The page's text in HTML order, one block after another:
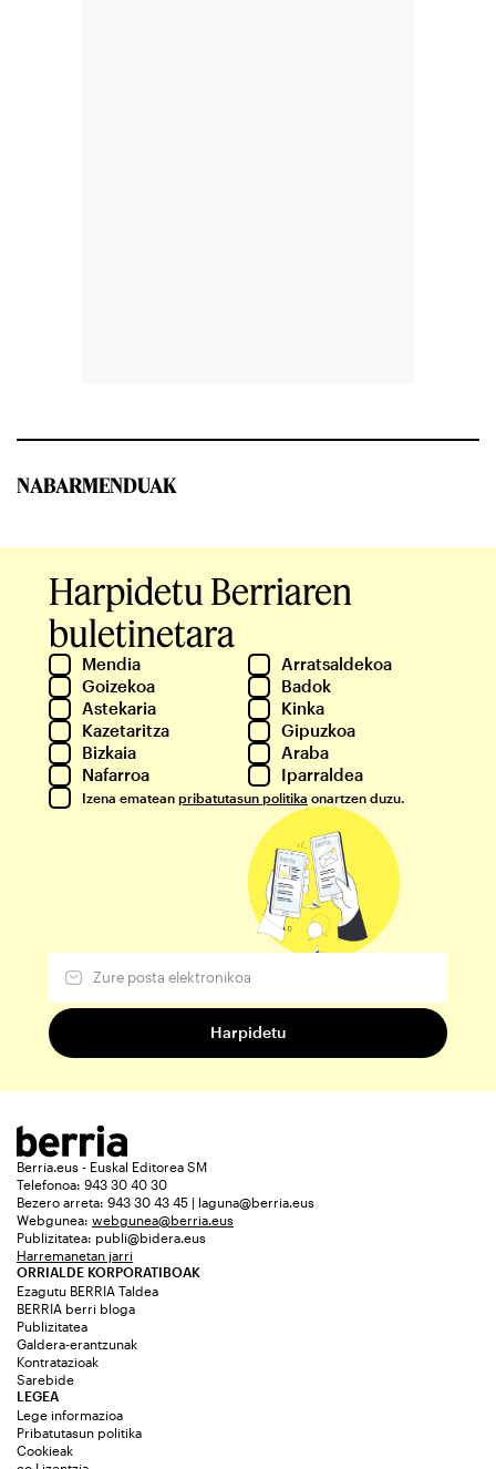
NABARMENDUAK
Harpidetu Berriaren
buletinetara
Mendia
Arratsaldekoa
Goizekoa
Badok
Astekaria
Kinka
Kazetaritza
Gipuzkoa
Bizkaia
Araba
Nafarroa
Iparraldea
Izena ematean pribatutasun politika onartzen duzu.
Berria.eus - Euskal Editorea SM
Telefonoa: 943 30 40 30
Bezero arreta: 943 30 43 45 | laguna@berria.eus
Webgunea: webgunea@berria.eus
Publizitatea: publi@bidera.eus
Harremanetan jarri
ORRIALDE KORPORATIBOAK
Ezagutu BERRIA Taldea
BERRIA berri bloga
Publizitatea
Galdera-erantzunak
Kontratazioak
Sarebide
LEGEA
Lege informazioa
Pribatutasun politika
Cookieak